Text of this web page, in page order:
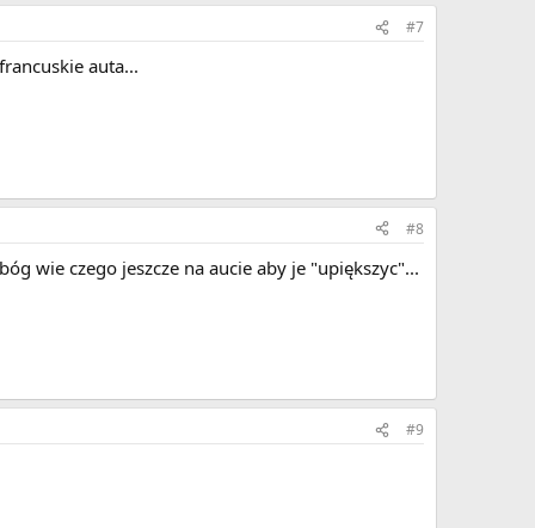
#7
auta...
#8
wie czego jeszcze na aucie aby je "upiększyc"...
#9